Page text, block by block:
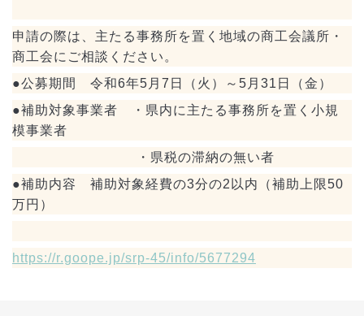
申請の際は、主たる事務所を置く地域の商工会議所・
商工会にご相談ください。
●公募期間 令和6年5月7日（火）～5月31日（金）
●補助対象事業者 ・県内に主たる事務所を置く小規
模事業者
・県税の滞納の無い者
●補助内容 補助対象経費の3分の2以内（補助上限50
万円）
https://r.goope.jp/srp-45/info/5677294